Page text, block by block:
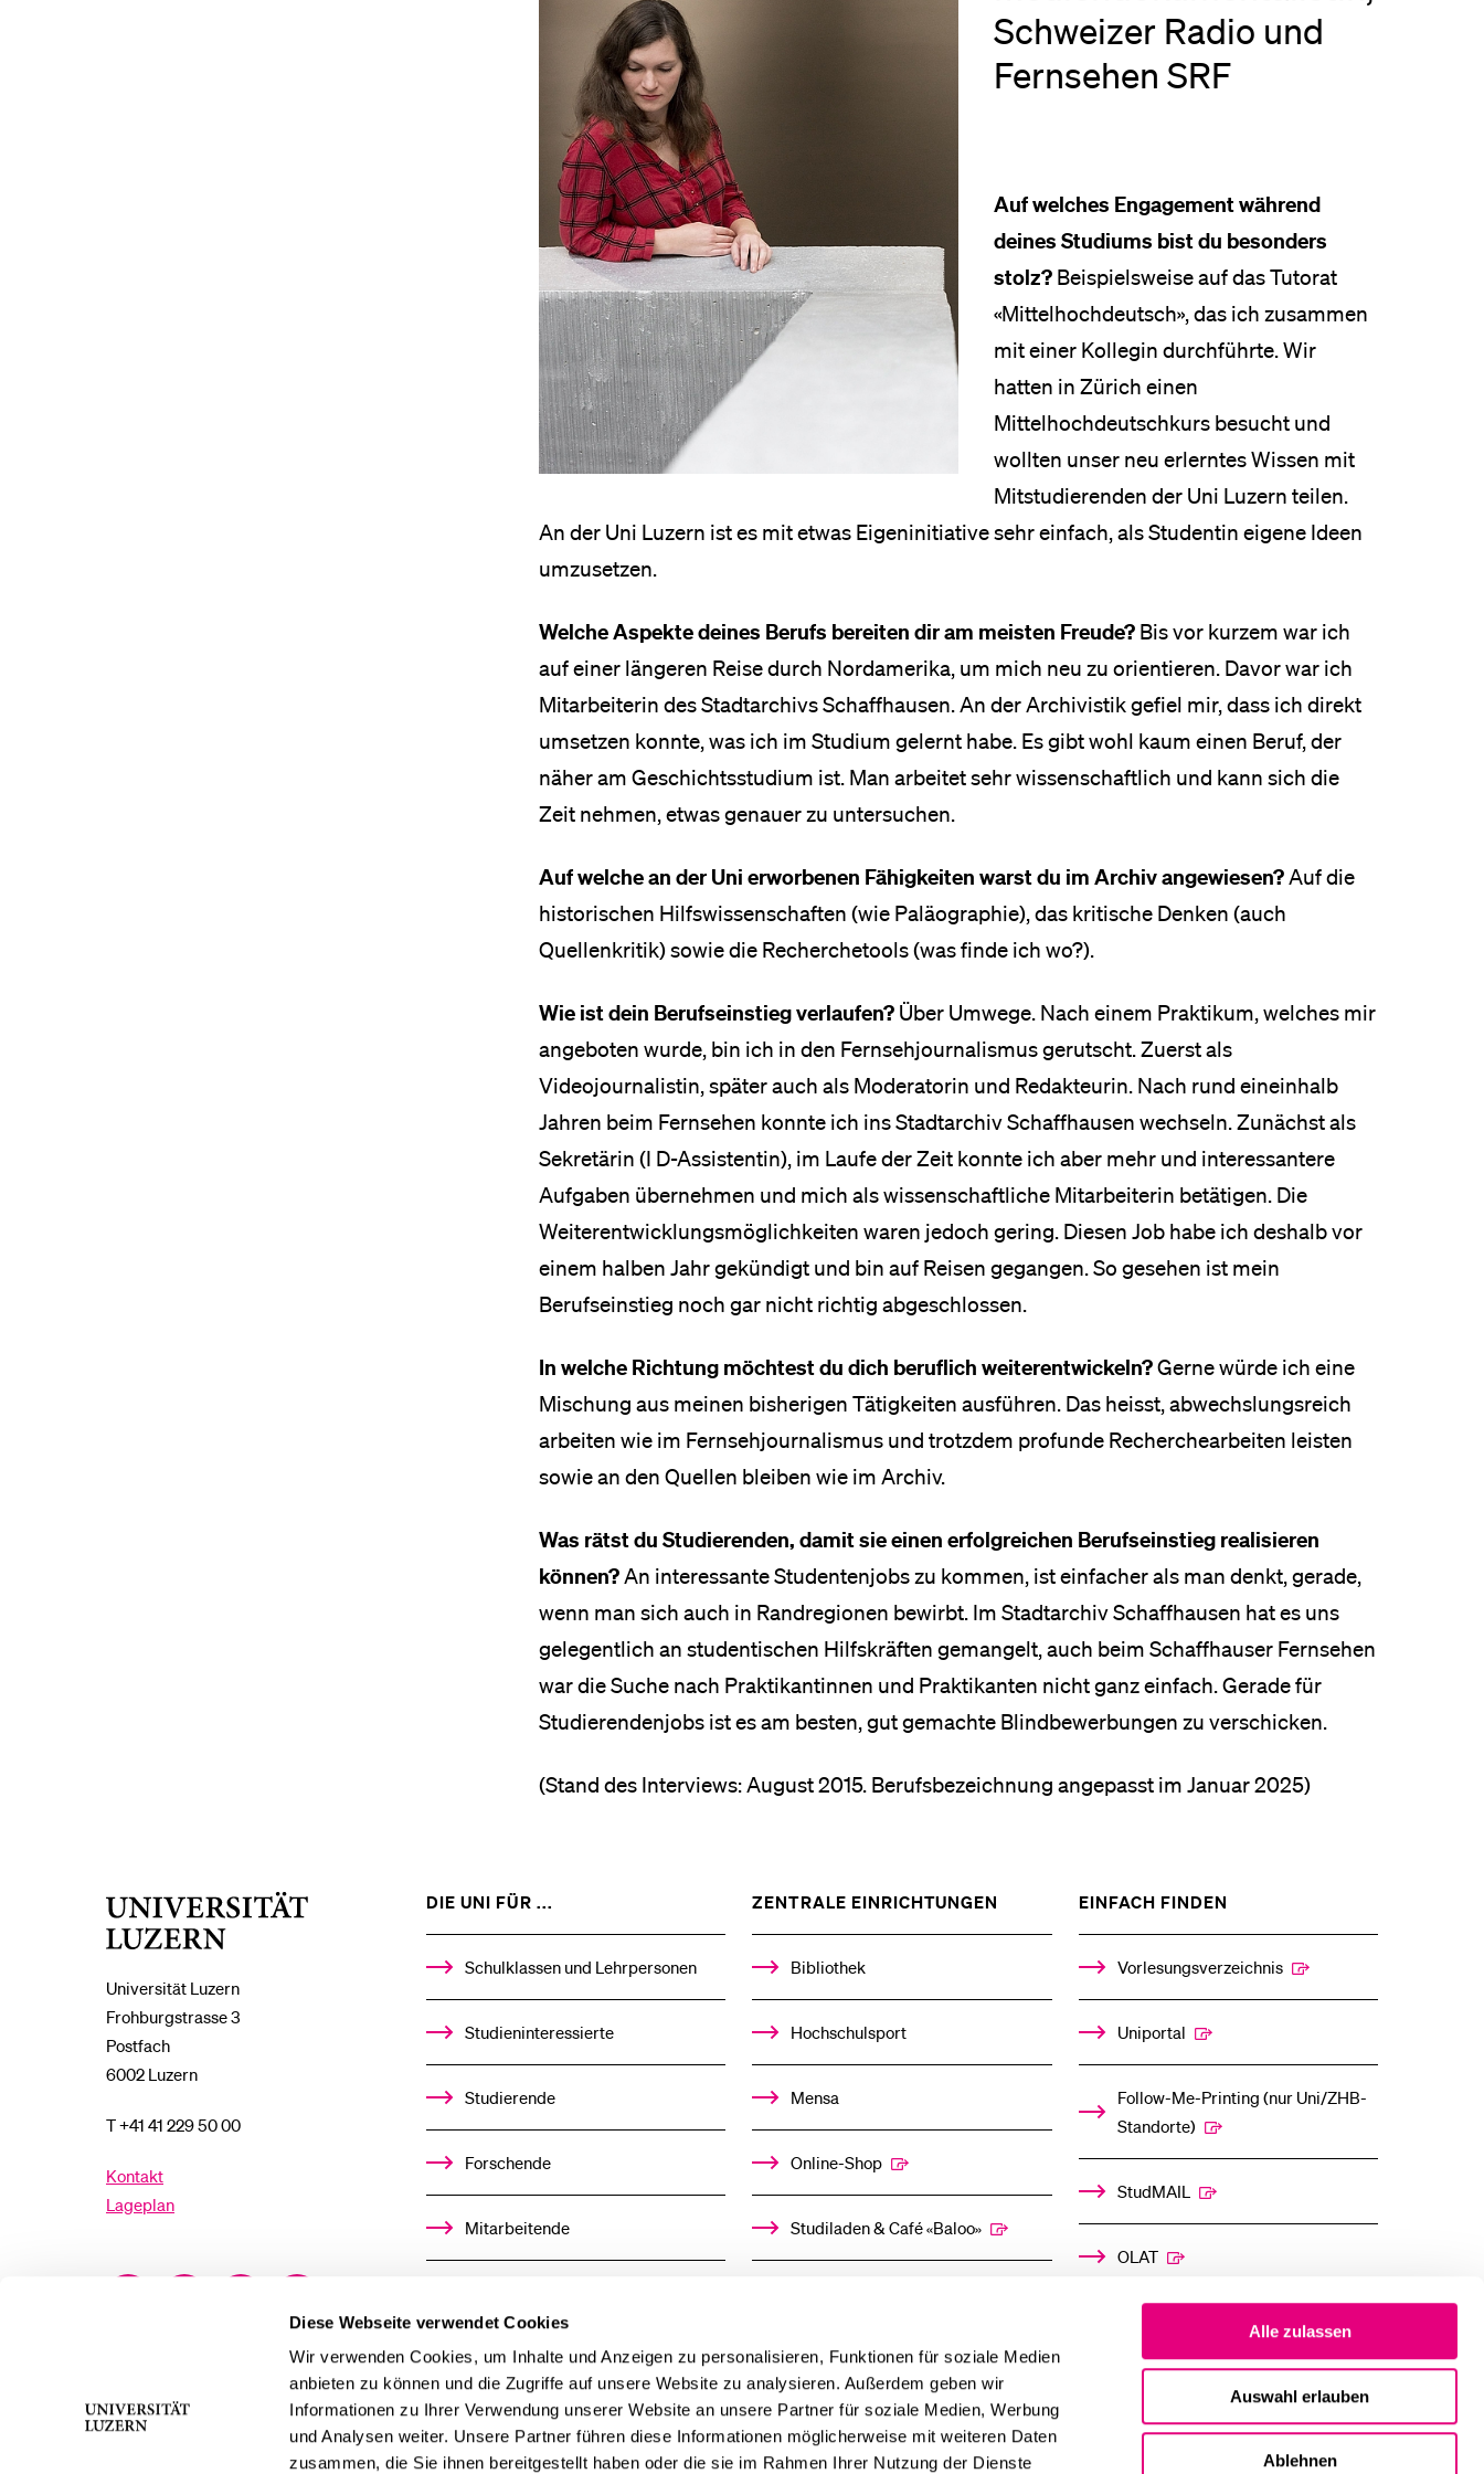
Diese Webseite verwendet Cookies
Wir verwenden Cookies, um Inhalte und Anzeigen zu personalisieren, Funktionen für soziale Medien
anbieten zu können und die Zugriffe auf unsere Website zu analysieren. Außerdem geben wir
Informationen zu Ihrer Verwendung unserer Website an unsere Partner für soziale Medien, Werbung
und Analysen weiter. Unsere Partner führen diese Informationen möglicherweise mit weiteren Daten
zusammen, die Sie ihnen bereitgestellt haben oder die sie im Rahmen Ihrer Nutzung der Dienste
Alle zulassen
Auswahl erlauben
Ablehnen
Schweizer Radio und
Fernsehen SRF
Auf welches Engagement während
deines Studiums bist du besonders
stolz? Beispielsweise auf das Tutorat
«Mittelhochdeutsch», das ich zusammen
mit einer Kollegin durchführte. Wir
hatten in Zürich einen
Mittelhochdeutschkurs besucht und
wollten unser neu erlerntes Wissen mit
Mitstudierenden der Uni Luzern teilen.
An der Uni Luzern ist es mit etwas Eigeninitiative sehr einfach, als Studentin eigene Ideen
umzusetzen.
Welche Aspekte deines Berufs bereiten dir am meisten Freude? Bis vor kurzem war ich
auf einer längeren Reise durch Nordamerika, um mich neu zu orientieren. Davor war ich
Mitarbeiterin des Stadtarchivs Schaffhausen. An der Archivistik gefiel mir, dass ich direkt
umsetzen konnte, was ich im Studium gelernt habe. Es gibt wohl kaum einen Beruf, der
näher am Geschichtsstudium ist. Man arbeitet sehr wissenschaftlich und kann sich die
Zeit nehmen, etwas genauer zu untersuchen.
Auf welche an der Uni erworbenen Fähigkeiten warst du im Archiv angewiesen?Auf die
historischen Hilfswissenschaften (wie Paläographie), das kritische Denken (auch
Quellenkritik) sowie die Recherchetools (was finde ich wo?).
Wie ist dein Berufseinstieg verlaufen? Über Umwege. Nach einem Praktikum, welches mir
angeboten wurde, bin ich in den Fernsehjournalismus gerutscht. Zuerst als
Videojournalistin, später auch als Moderatorin und Redakteurin. Nach rund eineinhalb
Jahren beim Fernsehen konnte ich ins Stadtarchiv Schaffhausen wechseln. Zunächst als
Sekretärin (I D-Assistentin), im Laufe der Zeit konnte ich aber mehr und interessantere
Aufgaben übernehmen und mich als wissenschaftliche Mitarbeiterin betätigen. Die
Weiterentwicklungsmöglichkeiten waren jedoch gering. Diesen Job habe ich deshalb vor
einem halben Jahr gekündigt und bin auf Reisen gegangen. So gesehen ist mein
Berufseinstieg noch gar nicht richtig abgeschlossen.
In welche Richtung möchtest du dich beruflich weiterentwickeln?Gerne würde ich eine
Mischung aus meinen bisherigen Tätigkeiten ausführen. Das heisst, abwechslungsreich
arbeiten wie im Fernsehjournalismus und trotzdem profunde Recherchearbeiten leisten
sowie an den Quellen bleiben wie im Archiv.
Was rätst du Studierenden, damit sie einen erfolgreichen Berufseinstieg realisieren
können?An interessante Studentenjobs zu kommen, ist einfacher als man denkt, gerade,
wenn man sich auch in Randregionen bewirbt. Im Stadtarchiv Schaffhausen hat es uns
gelegentlich an studentischen Hilfskräften gemangelt, auch beim Schaffhauser Fernsehen
war die Suche nach Praktikantinnen und Praktikanten nicht ganz einfach. Gerade für
Studierendenjobs ist es am besten, gut gemachte Blindbewerbungen zu verschicken.
(Stand des Interviews: August 2015. Berufsbezeichnung angepasst im Januar 2025)
Universität Luzern
Frohburgstrasse 3
Postfach
6002 Luzern
T +41 41 229 50 00
Kontakt
Lageplan
DIE UNI FÜR ...
%1$S
UNTERMENÜ
Schulklassen und Lehrpersonen
Studieninteressierte
Studierende
Forschende
Mitarbeitende
Stellensuchende
Förderer
ZENTRALE EINRICHTUNGEN
%1$S
UNTERMENÜ
Bibliothek
Hochschulsport
Mensa
Online-Shop
Studiladen & Café «Baloo»
EINFACH FINDEN
%1$S
UNTERMENÜ
Vorlesungsverzeichnis
Uniportal
Follow-Me-Printing­ ­(nur Uni/ZHB-
Standorte)
StudMAIL
OLAT
Mitarbeitende
Alumni
Stellensuchende
Förderer
Medien
Anmeldung und Zulassung